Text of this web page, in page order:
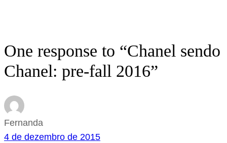
One response to “Chanel sendo
Chanel: pre-fall 2016”
Fernanda
4 de dezembro de 2015